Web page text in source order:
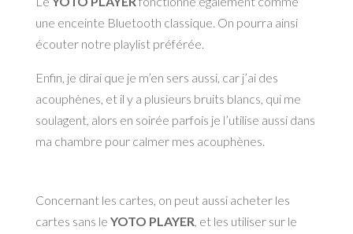
une enceinte Bluetooth classique. On pourra ainsi
écouter notre playlist préférée.
Enfin, je dirai que je m’en sers aussi, car j’ai des
acouphènes, et il y a plusieurs bruits blancs, qui me
soulagent, alors en soirée parfois je l’utilise aussi dans
ma chambre pour calmer mes acouphènes.
Concernant les cartes, on peut aussi acheter les
cartes sans le YOTO PLAYER, et les utiliser sur le